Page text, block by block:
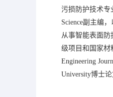
污损防护技术专
Science副主编
从事智能表面
级项目和国家材
Engineering
University博士